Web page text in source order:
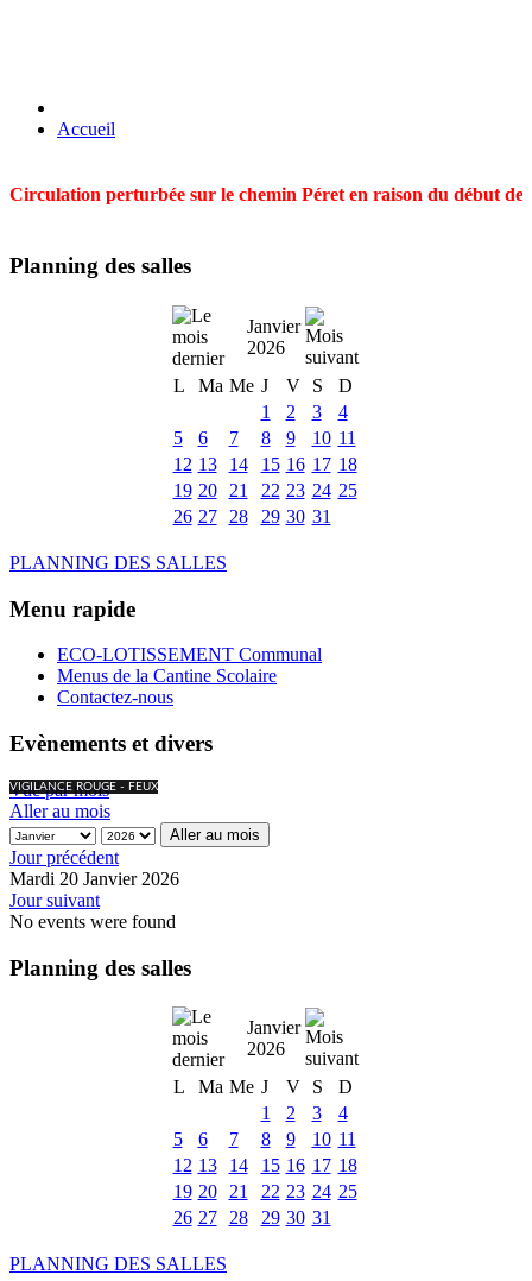
Accueil
Circulation perturbée sur le chemin Péret en raison du début
Planning des salles
Janvier
2026
L
Ma Me J V S
D
1
2 3
4
5
6 7 8 9 10 11
12 13 14 15 16 17 18
19 20 21 22 23 24 25
26 27 28 29 30 31
PLANNING DES SALLES
Menu rapide
ECO-LOTISSEMENT Communal
Menus de la Cantine Scolaire
Contactez-nous
Evènements et divers
VIGILANCE ROUGE - FEUX
Vue par mois
Aller au mois
Aller au mois
Jour précédent
Mardi 20 Janvier 2026
Jour suivant
No events were found
Planning des salles
Janvier
2026
L
Ma Me J V S
D
1
2 3
4
5
6 7 8 9 10 11
12 13 14 15 16 17 18
19 20 21 22 23 24 25
26 27 28 29 30 31
PLANNING DES SALLES